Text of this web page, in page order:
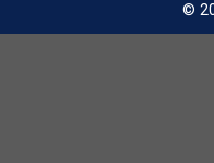
©